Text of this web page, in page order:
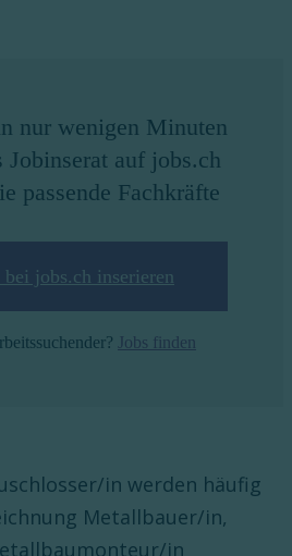
nur wenigen Minuten
Jobinserat auf jobs.ch
passende Fachkräfte
bei jobs.ch inserieren
Jobs finden
in werden häufig
Metallbauer/in,
in